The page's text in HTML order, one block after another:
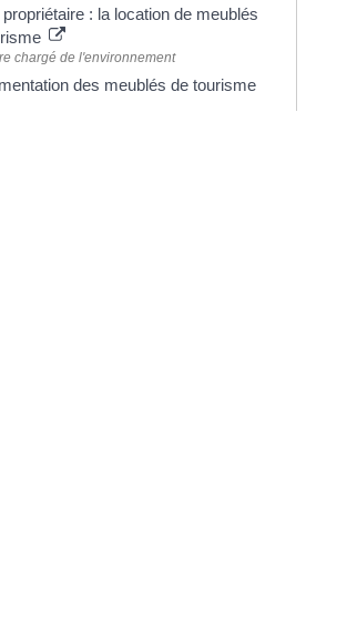
: la location de meublés
chargé de l'environnement
des meublés de tourisme